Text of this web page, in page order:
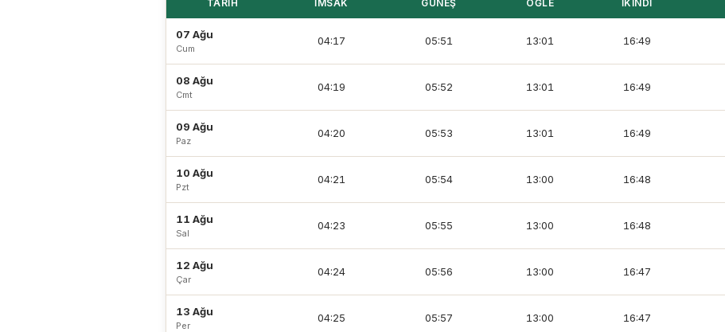
TARIH İMSAK GÜNEŞ ÖĞLE İKINDI
07 Ağu
Cum
04:17 05:51 13:01 16:49
08 Ağu
Cmt
04:19 05:52 13:01 16:49
09 Ağu
Paz
04:20 05:53 13:01 16:49
10 Ağu
Pzt
04:21 05:54 13:00 16:48
11 Ağu
Sal
04:23 05:55 13:00 16:48
12 Ağu
Çar
04:24 05:56 13:00 16:47
13 Ağu
Per
04:25 05:57 13:00 16:47